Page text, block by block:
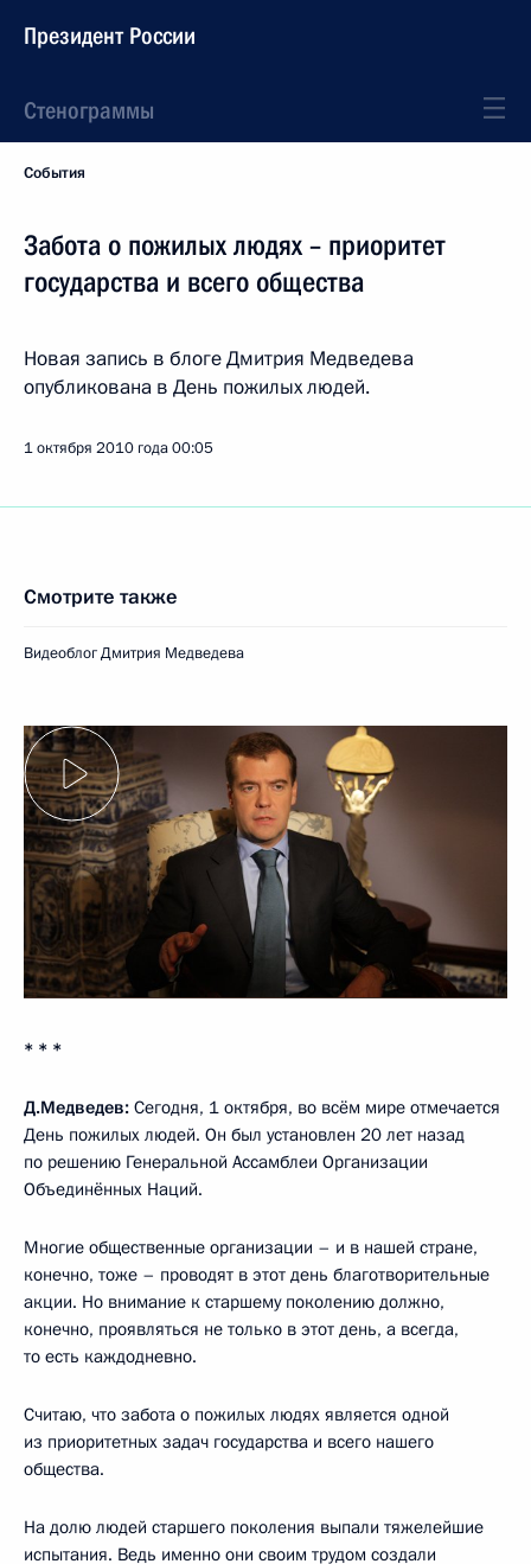
Президент России
Стенограммы
События
Забота о пожилых людях – приоритет
государства и всего общества
Новая запись в блоге Дмитрия Медведева
опубликована в День пожилых людей.
1 октября 2010 года00:05
Смотрите также
Видеоблог Дмитрия Медведева
* * *
Д.Медведев: Сегодня, 1 октября, во всём мире отмечается
День пожилых людей. Он был установлен 20 лет назад
по решению Генеральной Ассамблеи Организации
Объединённых Наций.
Многие общественные организации – и в нашей стране,
конечно, тоже – проводят в этот день благотворительные
акции. Но внимание к старшему поколению должно,
конечно, проявляться не только в этот день, а всегда,
то есть каждодневно.
Считаю, что забота о пожилых людях является одной
из приоритетных задач государства и всего нашего
общества.
На долю людей старшего поколения выпали тяжелейшие
испытания. Ведь именно они своим трудом создали